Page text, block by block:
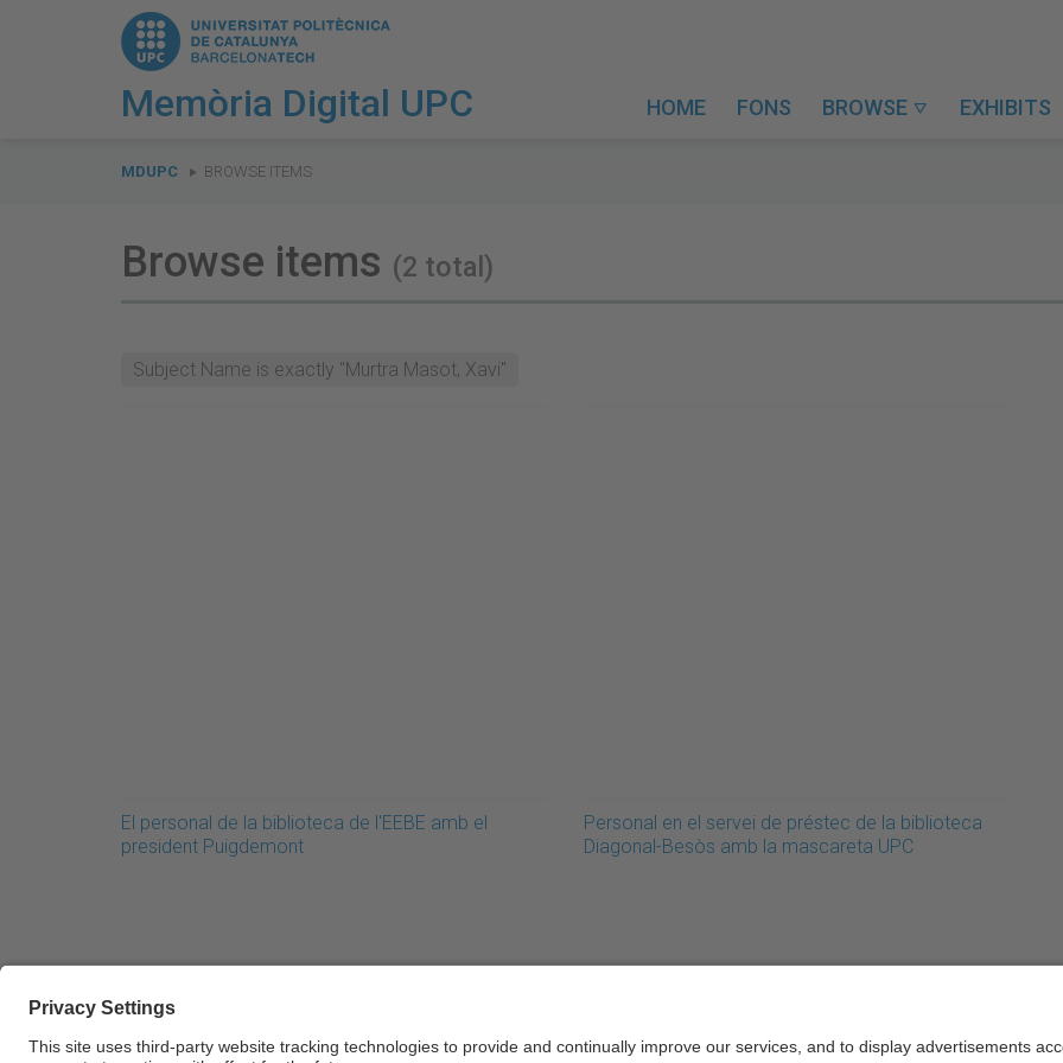
Memòria Digital UPC HOME FONS BROWSE  EXHIBITS
are
MDUPC BROWSE ITEMS
Browse items (2 total)
Subject Name is exactly "Murtra Masot, Xavi"
El personal de la biblioteca de l'EEBE amb el
president Puigdemont
Personal en el servei de préstec de la biblioteca
Diagonal-Besòs amb la mascareta UPC
© UPC Universitat Politècnica de Catalunya · BarcelonaTech